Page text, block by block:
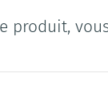
produit,